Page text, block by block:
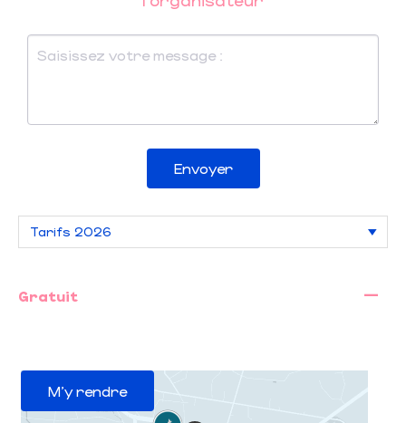
Envoyer
Gratuit —
M'y rendre